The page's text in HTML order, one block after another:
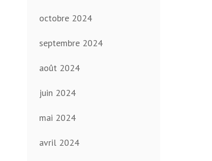
octobre 2024
septembre 2024
août 2024
juin 2024
mai 2024
avril 2024